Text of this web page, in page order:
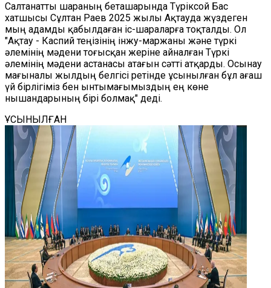
Салтанатты шараның беташарында Түріксой Бас
хатшысы Сұлтан Раев 2025 жылы Ақтауда жүздеген
мың адамды қабылдаған іс-шараларға тоқталды. Ол
"Ақтау - Каспий теңізінің інжу-маржаны және түркі
әлемінің мәдени тоғысқан жеріне айналған Түркі
әлемінің мәдени астанасы атағын сәтті атқарды. Осынау
мағыналы жылдың белгісі ретінде ұсынылған бұл ағаш
үй бірлігіміз бен ынтымағымыздың ең көне
нышандарының бірі болмақ" деді.
ҰСЫНЫЛҒАН